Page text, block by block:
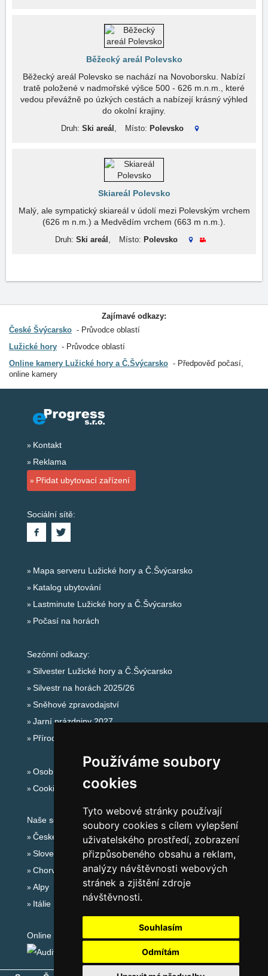
Používáme soubory
cookies
Tyto webové stránky používají
soubory cookies s cílem vylepšení
uživatelského prostředí, zobrazení
přizpůsobeného obsahu a reklam,
analýzy návštěvnosti webových
stránek a zjištění zdroje
návštěvnosti.
Souhlasím
Odmítám
Běžecký areál Polevsko
Běžecký areál Polevsko se nachází na Novoborsku. Nabízí
tratě položené v nadmořské výšce 500 - 626 m.n.m., které
vedou převážně po úzkých cestách a nabízejí krásný výhled
do okolní krajiny.
Druh: Ski areál , Místo: Polevsko
Skiareál Polevsko
Malý, ale sympatický skiareál v údolí mezi Polevským vrchem
(626 m n.m.) a Medvědím vrchem (663 m n.m.).
Druh: Ski areál , Místo: Polevsko
Zajímavé odkazy:
České Švýcarsko
Průvodce oblastí
Lužické hory
Průvodce oblastí
Online kamery Lužické hory a Č.Švýcarsko
Předpověď počasí,
online kamery
Kontakt
Reklama
Přidat ubytovací zařízení
Sociální sítě:
Mapa serveru Lužické hory a Č.Švýcarsko
Katalog ubytování
Lastminute Lužické hory a Č.Švýcarsko
Počasí na horách
Sezónní odkazy:
Silvester Lužické hory a Č.Švýcarsko
Silvestr na horách 2025/26
Sněhové zpravodajství
Jarní prázdniny 2027
Přírodní koupaliště
Osobní údaje
Cookies
Naše servery:
České hory
Slovenské hory
Chorvatsko
Alpy
Itálie
Online audit: